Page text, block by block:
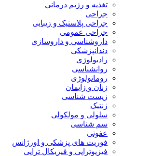
تغذیه و رژیم درمانی
جراحی
جراحی پلاستیک و زیبایی
جراحی عمومی
داروشناسی و داروسازی
دندانپزشکی
رادیولوژی
روانشناسی
روماتولوژی
زنان و زایمان
زیست شناسی
ژنتیک
سلولی و مولکولی
سم شناسی
عفونی
فوریت های پزشکی و اورژانس
فیزیوتراپی و فیزیکال تراپی